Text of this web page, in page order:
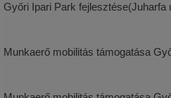
Győri Ipari Park fejlesztése(Juharfa
Munkaerő mobilitás támogatása